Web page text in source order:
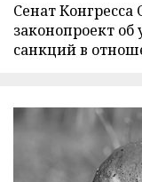
Сенат Конгресса
законопроект
санкций в